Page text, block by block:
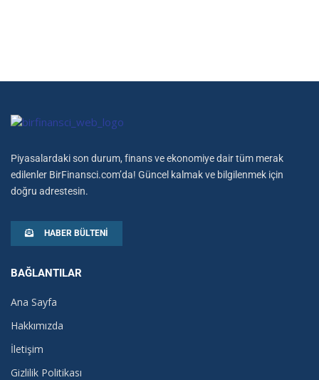
Piyasalardaki son durum, finans ve ekonomiye dair tüm merak
edilenler BirFinansci.com’da! Güncel kalmak ve bilgilenmek için
doğru adrestesin.
HABER BÜLTENI
BAĞLANTILAR
Ana Sayfa
Hakkımızda
İletişim
Gizlilik Politikası